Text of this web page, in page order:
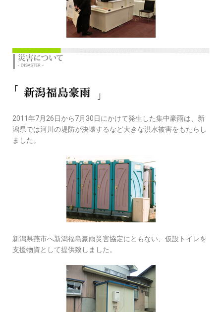
2011年7月26日から7月30日にかけて発生した集中豪雨は、新
潟県では河川の堤防が決壊するなど大きな洪水被害をもたらし
ました。
新潟県燕市へ新潟福島豪雨災害協定にともない、仮設トイレを
支援物資として提供致しました。